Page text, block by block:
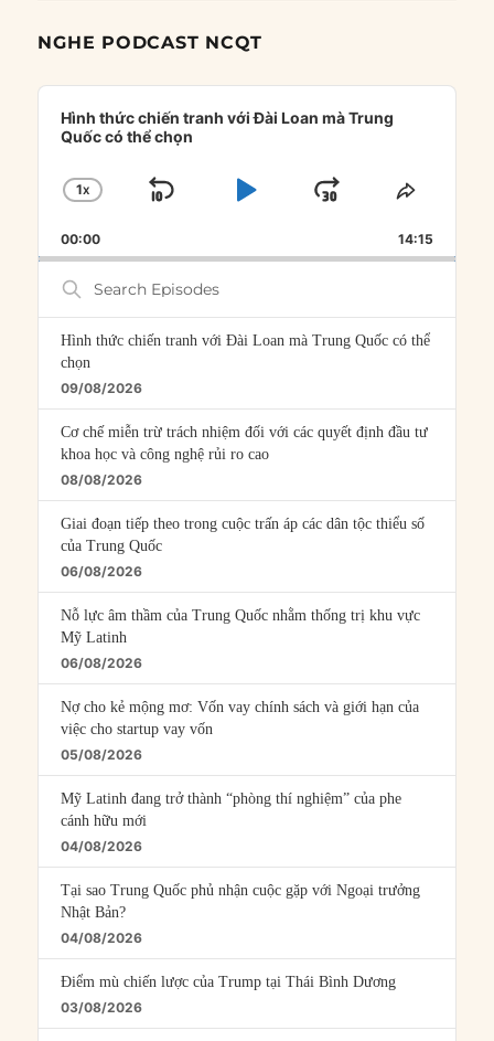
NGHE PODCAST NCQT
Audio
Player
Hình thức chiến tranh với Đài Loan mà Trung
Quốc có thể chọn
CHANGE
RATE
1X
SKIP
PLAYJUMP
FORWARD
SHARE
00:00 14:15
Search
Episodes
Hình thức chiến tranh với Đài Loan mà Trung Quốc có thể
chọn
09/08/2026
Cơ chế miễn trừ trách nhiệm đối với các quyết định đầu tư
khoa học và công nghệ rủi ro cao
08/08/2026
Giai đoạn tiếp theo trong cuộc trấn áp các dân tộc thiểu số
của Trung Quốc
06/08/2026
Nỗ lực âm thầm của Trung Quốc nhằm thống trị khu vực
Mỹ Latinh
06/08/2026
Nợ cho kẻ mộng mơ: Vốn vay chính sách và giới hạn của
việc cho startup vay vốn
05/08/2026
Mỹ Latinh đang trở thành “phòng thí nghiệm” của phe
cánh hữu mới
04/08/2026
Tại sao Trung Quốc phủ nhận cuộc gặp với Ngoại trưởng
Nhật Bản?
04/08/2026
Điểm mù chiến lược của Trump tại Thái Bình Dương
03/08/2026